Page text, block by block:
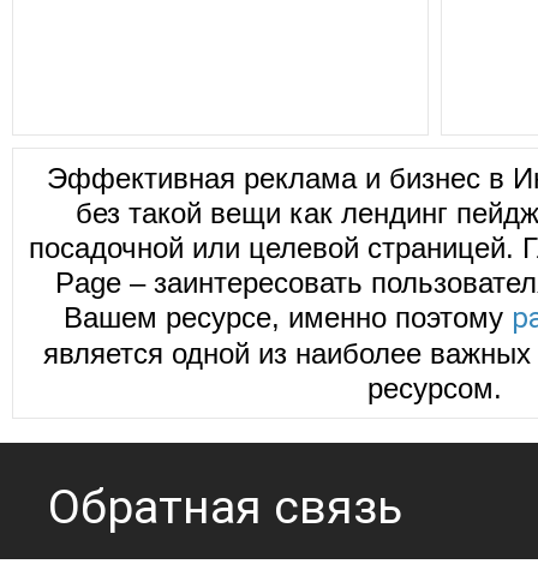
Эффективная реклама и бизнес в
без такой вещи как лендинг
посадочной или целевой страницей.
Page – заинтересовать
Вашем ресурсе, именно поэтому
является одной из наиболее
ресурсом.
Обратная связь